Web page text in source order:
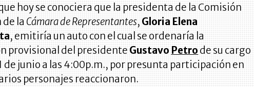
hoy se conociera que la presidenta de la Comisión
de la Cámara de Representantes, Gloria Elena
, emitiría un auto con el cual se ordenaría la
provisional del presidente Gustavo Petro de su cargo
de junio a las 4:00p.m., por presunta participación en
personajes reaccionaron.